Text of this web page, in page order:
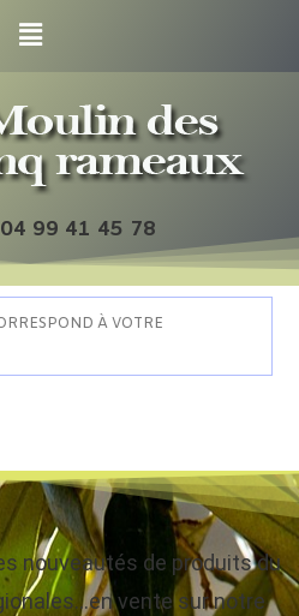
04 99 41 45 78
À VOTRE
nouveautés de produits du
vente sur notre